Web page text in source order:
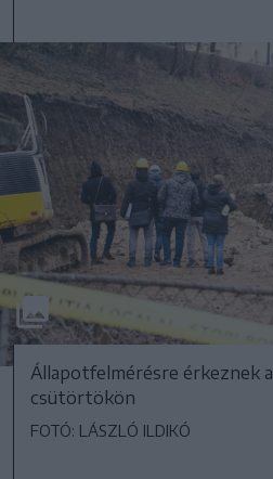
Állapotfelmérésre érkeznek
csütörtökön
FOTÓ: LÁSZLÓ ILDIKÓ